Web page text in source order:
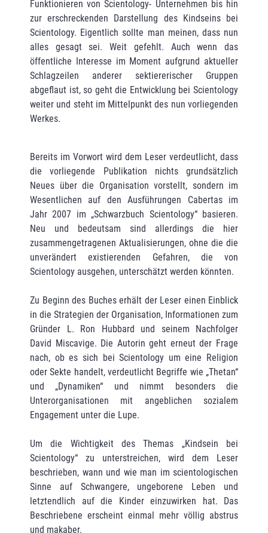
Funktionieren von Scientology- Unternehmen bis hin
zur erschreckenden Darstellung des Kindseins bei
Scientology. Eigentlich sollte man meinen, dass nun
alles gesagt sei. Weit gefehlt. Auch wenn das
öffentliche Interesse im Moment aufgrund aktueller
Schlagzeilen anderer sektiererischer Gruppen
abgeflaut ist, so geht die Entwicklung bei Scientology
weiter und steht im Mittelpunkt des nun vorliegenden
Werkes.
Bereits im Vorwort wird dem Leser verdeutlicht, dass
die vorliegende Publikation nichts grundsätzlich
Neues über die Organisation vorstellt, sondern im
Wesentlichen auf den Ausführungen Cabertas im
Jahr 2007 im „Schwarzbuch Scientology“ basieren.
Neu und bedeutsam sind allerdings die hier
zusammengetragenen Aktualisierungen, ohne die die
unverändert existierenden Gefahren, die von
Scientology ausgehen, unterschätzt werden könnten.
Zu Beginn des Buches erhält der Leser einen Einblick
in die Strategien der Organisation, Informationen zum
Gründer L. Ron Hubbard und seinem Nachfolger
David Miscavige. Die Autorin geht erneut der Frage
nach, ob es sich bei Scientology um eine Religion
oder Sekte handelt, verdeutlicht Begriffe wie „Thetan“
und „Dynamiken“ und nimmt besonders die
Unterorganisationen mit angeblichen sozialem
Engagement unter die Lupe.
Um die Wichtigkeit des Themas „Kindsein bei
Scientology“ zu unterstreichen, wird dem Leser
beschrieben, wann und wie man im scientologischen
Sinne auf Schwangere, ungeborene Leben und
letztendlich auf die Kinder einzuwirken hat. Das
Beschriebene erscheint einmal mehr völlig abstrus
und makaber.